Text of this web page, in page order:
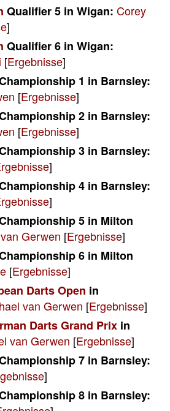
Qualifier 5 in Wigan: Corey
]
Qualifier 6 in Wigan:
[Ergebnisse]
1 in Barnsley:
[Ergebnisse]
2 in Barnsley:
[Ergebnisse]
3 in Barnsley:
]
4 in Barnsley:
]
5 in Milton
Gerwen [Ergebnisse]
6 in Milton
[Ergebnisse]
Darts Open in
van Gerwen [Ergebnisse]
Darts Grand Prix in
van Gerwen [Ergebnisse]
7 in Barnsley:
]
8 in Barnsley: